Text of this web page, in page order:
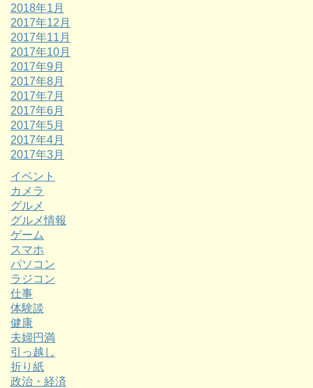
2018年1月
2017年12月
2017年11月
2017年10月
2017年9月
2017年8月
2017年7月
2017年6月
2017年5月
2017年4月
2017年3月
イベント
カメラ
グルメ
グルメ情報
ゲーム
スマホ
パソコン
ラジコン
仕事
体験談
健康
夫婦円満
引っ越し
折り紙
政治・経済